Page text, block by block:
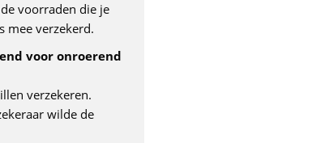
voorraden die je
mee verzekerd.
voor onroerend
verzekeren.
wilde de